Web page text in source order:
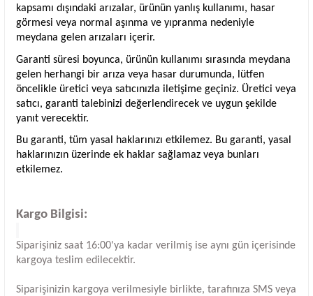
kapsamı dışındaki arızalar, ürünün yanlış kullanımı, hasar
görmesi veya normal aşınma ve yıpranma nedeniyle
meydana gelen arızaları içerir.
Garanti süresi boyunca, ürünün kullanımı sırasında meydana
gelen herhangi bir arıza veya hasar durumunda, lütfen
öncelikle üretici veya satıcınızla iletişime geçiniz. Üretici veya
satıcı, garanti talebinizi değerlendirecek ve uygun şekilde
yanıt verecektir.
Bu garanti, tüm yasal haklarınızı etkilemez. Bu garanti, yasal
haklarınızın üzerinde ek haklar sağlamaz veya bunları
etkilemez.
Kargo Bilgisi:
Siparişiniz saat 16:00'ya kadar verilmiş ise aynı gün içerisinde
kargoya teslim edilecektir.
Siparişinizin kargoya verilmesiyle birlikte, tarafınıza SMS veya